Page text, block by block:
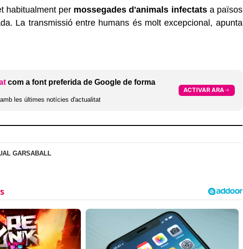
habitualment per mossegades d'animals infectatsa països
La transmissió entre humans és molt excepcional, apunta
com a font preferida de Google de forma
les últimes notícies d'actualitat
ACTIVAR ARA
GARSABALL